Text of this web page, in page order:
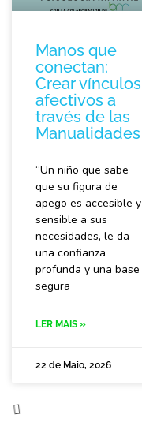
Manos que
conectan:
Crear vínculos
afectivos a
través de las
Manualidades
“Un niño que sabe
que su figura de
apego es accesible y
sensible a sus
necesidades, le da
una confianza
profunda y una base
segura
LER MAIS »
22 de Maio, 2026